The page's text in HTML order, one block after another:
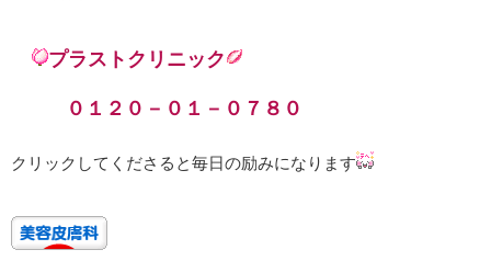
プラストクリニック
０１２０－０１－０７８０
クリックしてくださると毎日の励みになります